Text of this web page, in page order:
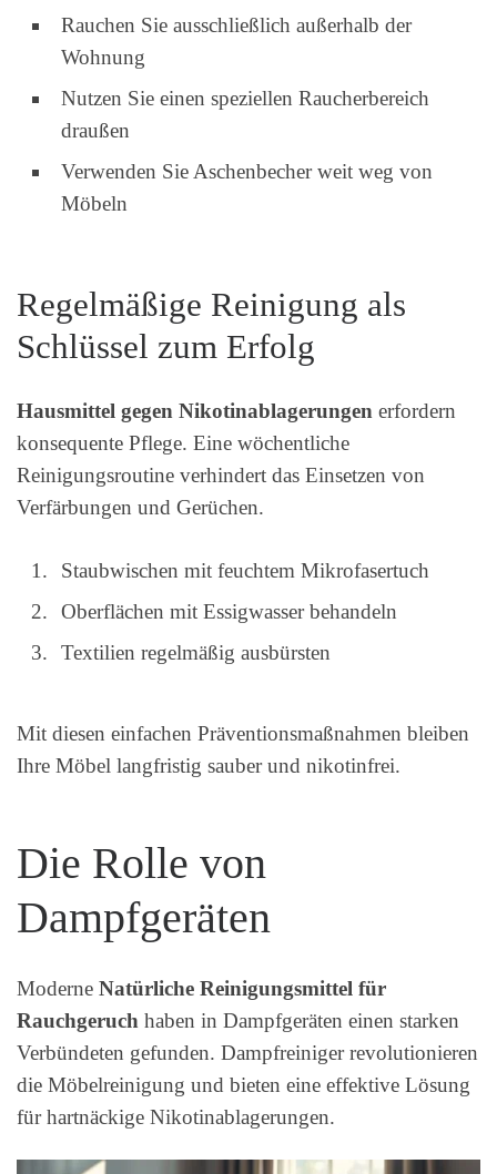
Rauchen Sie ausschließlich außerhalb der
Wohnung
Nutzen Sie einen speziellen Raucherbereich
draußen
Verwenden Sie Aschenbecher weit weg von
Möbeln
Regelmäßige Reinigung als
Schlüssel zum Erfolg
Hausmittel gegen Nikotinablagerungen erfordern
konsequente Pflege. Eine wöchentliche
Reinigungsroutine verhindert das Einsetzen von
Verfärbungen und Gerüchen.
Staubwischen mit feuchtem Mikrofasertuch
Oberflächen mit Essigwasser behandeln
Textilien regelmäßig ausbürsten
Mit diesen einfachen Präventionsmaßnahmen bleiben
Ihre Möbel langfristig sauber und nikotinfrei.
Die Rolle von
Dampfgeräten
Moderne Natürliche Reinigungsmittel für
Rauchgeruch haben in Dampfgeräten einen starken
Verbündeten gefunden. Dampfreiniger revolutionieren
die Möbelreinigung und bieten eine effektive Lösung
für hartnäckige Nikotinablagerungen.